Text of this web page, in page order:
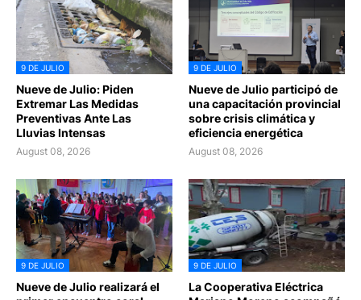
9 DE JULIO
Nueve de Julio: Piden
Extremar Las Medidas
Preventivas Ante Las
Lluvias Intensas
August 08, 2026
9 DE JULIO
Nueve de Julio participó de
una capacitación provincial
sobre crisis climática y
eficiencia energética
August 08, 2026
9 DE JULIO
Nueve de Julio realizará el
9 DE JULIO
La Cooperativa Eléctrica